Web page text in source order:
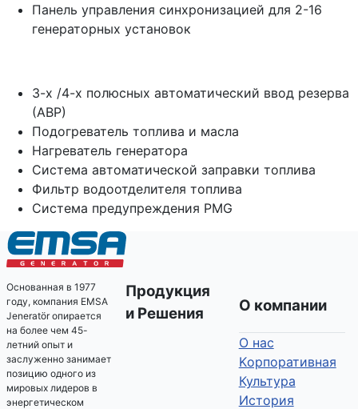
Панель управления синхронизацией для 2-16
генераторных установок
3-х /4-х полюсных автоматический ввод резерва
(АВР)
Подогреватель топлива и масла
Нагреватель генератора
Система автоматической заправки топлива
Фильтр водоотделителя топлива
Система предупреждения PMG
Основанная в 1977
году, компания EMSA
Jeneratör опирается
на более чем 45-
летний опыт и
заслуженно занимает
позицию одного из
мировых лидеров в
энергетическом
Продукция
и Решения
О компании
О нас
Kорпоративная
Культура
История